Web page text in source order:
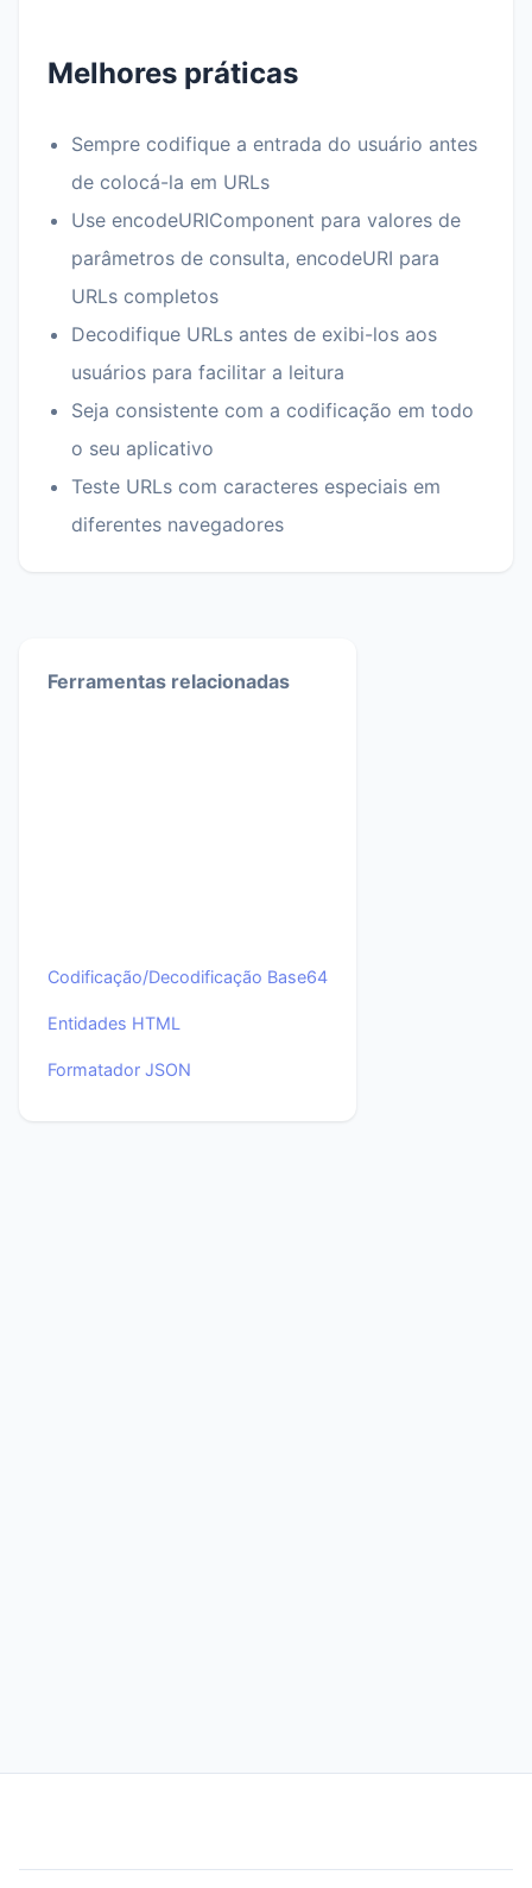
Melhores práticas
Sempre codifique a entrada do usuário antes
de colocá-la em URLs
Use encodeURIComponent para valores de
parâmetros de consulta, encodeURI para
URLs completos
Decodifique URLs antes de exibi-los aos
usuários para facilitar a leitura
Seja consistente com a codificação em todo
o seu aplicativo
Teste URLs com caracteres especiais em
diferentes navegadores
Ferramentas relacionadas
Codificação/Decodificação Base64
Entidades HTML
Formatador JSON